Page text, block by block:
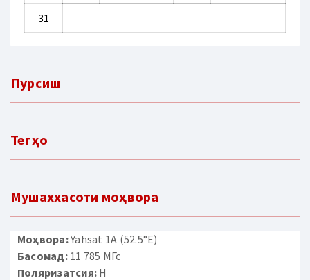
31
Пурсиш
Тегҳо
Мушаххасоти моҳвора
Моҳвора:Yahsat 1A (52.5°E)
Басомад:11 785 МГс
Поляризатсия: H